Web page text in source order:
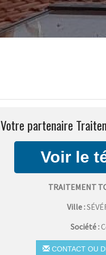
Votre partenaire
TRAITEMENT
Ville :
Société :
CONTACT OU